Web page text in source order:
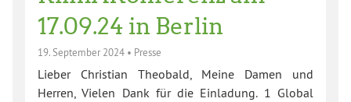
17.09.24 in Berlin
19. September 2024 • Presse
Lieber Christian Theobald, Meine Damen und
Herren, Vielen Dank für die Einladung. 1 Global